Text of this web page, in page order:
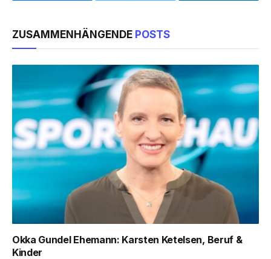
ZUSAMMENHÄNGENDE POSTS
Okka Gundel Ehemann: Karsten Ketelsen, Beruf &
Kinder